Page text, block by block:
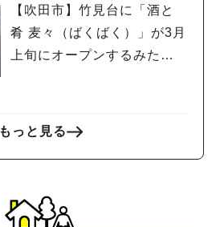
【吹田市】竹見台に「酒と
肴 麦々（ばくばく）」が3月
上旬にオープンするみた
もっと見る